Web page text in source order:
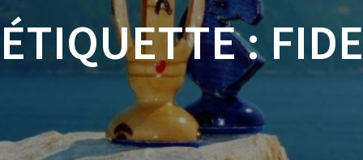
ÉTIQUETTE :FIDE